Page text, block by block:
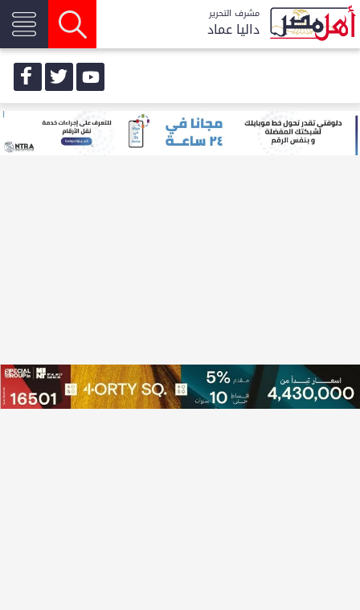
مشرف التحرير
داليا عماد